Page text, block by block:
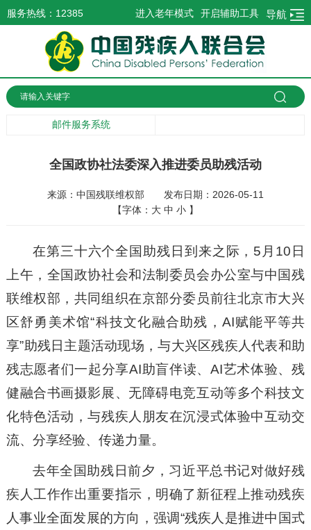
服务热线：12385 导航
开启辅助工具
进入老年模式
邮件服务系统
全国政协社法委深入推进委员助残活动
来源：中国残联维权部
发布日期：2026-05-11
【字体： 大 中 小 】
在第三十六个全国助残日到来之际，5月10日
上午，全国政协社会和法制委员会办公室与中国残
联维权部，共同组织在京部分委员前往北京市大兴
区舒勇美术馆“科技文化融合助残，AI赋能平等共
享”助残日主题活动现场，与大兴区残疾人代表和助
残志愿者们一起分享AI助盲伴读、AI艺术体验、残
健融合书画摄影展、无障碍电竞互动等多个科技文
化特色活动，与残疾人朋友在沉浸式体验中互动交
流、分享经验、传递力量。
去年全国助残日前夕，习近平总书记对做好残
疾人工作作出重要指示，明确了新征程上推动残疾
人事业全面发展的方向，强调“残疾人是推进中国式